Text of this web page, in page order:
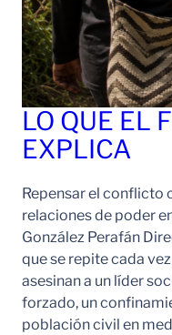
LO QUE EL
EXPLICA
Repensar el conflicto
relaciones de poder
González Perafán
que se repite cada
asesinan a un líder
forzado, un
población civil en